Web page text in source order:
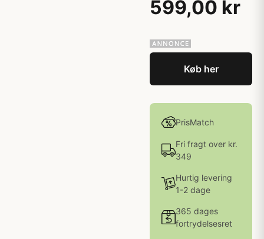
599,00 kr
Køb her
PrisMatch
Fri fragt over kr.
349
Hurtig levering
1-2 dage
365 dages
fortrydelsesret